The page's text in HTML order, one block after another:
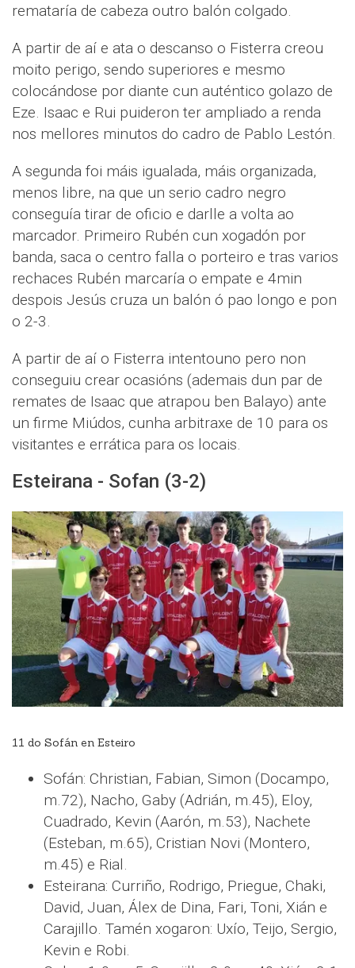
remataría de cabeza outro balón colgado.
A partir de aí e ata o descanso o Fisterra creou
moito perigo, sendo superiores e mesmo
colocándose por diante cun auténtico golazo de
Eze. Isaac e Rui puideron ter ampliado a renda
nos mellores minutos do cadro de Pablo Lestón.
A segunda foi máis igualada, máis organizada,
menos libre, na que un serio cadro negro
conseguía tirar de oficio e darlle a volta ao
marcador. Primeiro Rubén cun xogadón por
banda, saca o centro falla o porteiro e tras varios
rechaces Rubén marcaría o empate e 4min
despois Jesús cruza un balón ó pao longo e pon
o 2-3.
A partir de aí o Fisterra intentouno pero non
conseguiu crear ocasións (ademais dun par de
remates de Isaac que atrapou ben Balayo) ante
un firme Miúdos, cunha arbitraxe de 10 para os
visitantes e errática para os locais.
Esteirana - Sofan (3-2)
11 do Sofán en Esteiro
Sofán: Christian, Fabian, Simon (Docampo,
m.72), Nacho, Gaby (Adrián, m.45), Eloy,
Cuadrado, Kevin (Aarón, m.53), Nachete
(Esteban, m.65), Cristian Novi (Montero,
m.45) e Rial.
Esteirana: Curriño, Rodrigo, Priegue, Chaki,
David, Juan, Álex de Dina, Fari, Toni, Xián e
Carajillo. Tamén xogaron: Uxío, Teijo, Sergio,
Kevin e Robi.